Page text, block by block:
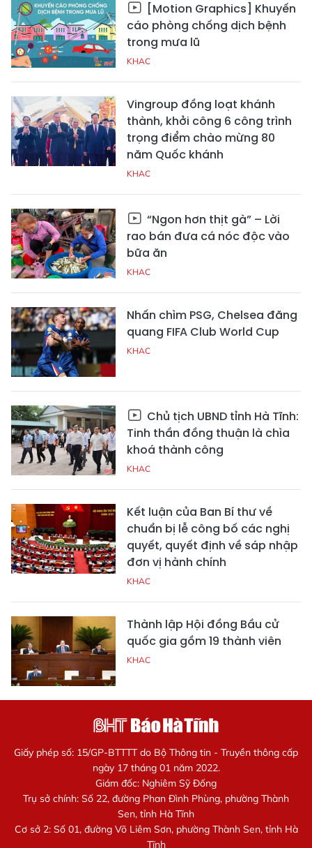
[Motion Graphics] Khuyến
cáo phòng chống dịch bệnh
trong mưa lũ
KHAC
Vingroup đồng loạt khánh
thành, khởi công 6 công trình
trọng điểm chào mừng 80
năm Quốc khánh
KHAC
“Ngon hơn thịt gà” – Lời
rao bán đưa cá nóc độc vào
bữa ăn
KHAC
Nhấn chìm PSG, Chelsea đăng
quang FIFA Club World Cup
KHAC
Chủ tịch UBND tỉnh Hà Tĩnh:
Tinh thần đồng thuận là chìa
khoá thành công
KHAC
Kết luận của Ban Bí thư về
chuẩn bị lễ công bố các nghị
quyết, quyết định về sáp nhập
đơn vị hành chính
KHAC
Thành lập Hội đồng Bầu cử
quốc gia gồm 19 thành viên
KHAC
Giấy phép số: 15/GP-BTTTT do Bộ Thông tin - Truyền thông cấp
ngày 17 tháng 01 năm 2022.
Giám đốc: Nghiêm Sỹ Đống
Trụ sở chính: Số 22, đường Phan Đình Phùng, phường Thành
Sen, tỉnh Hà Tĩnh
Cơ sở 2: Số 01, đường Võ Liêm Sơn, phường Thành Sen, tỉnh Hà
Tĩnh